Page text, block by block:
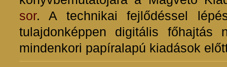
sor. A technikai fejlődéssel
tulajdonképpen digitális
mindenkori papíralapú kiadások